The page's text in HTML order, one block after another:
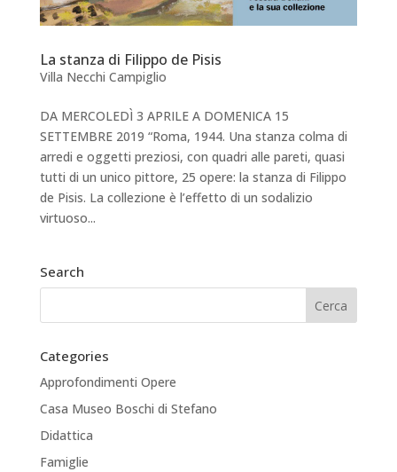
La stanza di Filippo de Pisis
Villa Necchi Campiglio
DA MERCOLEDÌ 3 APRILE A DOMENICA 15
SETTEMBRE 2019 “Roma, 1944. Una stanza colma di
arredi e oggetti preziosi, con quadri alle pareti, quasi
tutti di un unico pittore, 25 opere: la stanza di Filippo
de Pisis. La collezione è l’effetto di un sodalizio
virtuoso...
Search
Categories
Approfondimenti Opere
Casa Museo Boschi di Stefano
Didattica
Famiglie